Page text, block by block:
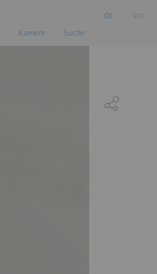
de en
Karriere Suche